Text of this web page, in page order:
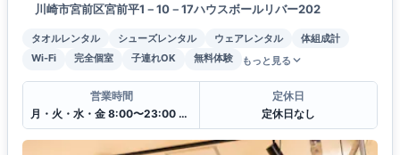
川崎市宮前区宮前平1－10－17ハウスボールリバー202
タオルレンタル シューズレンタル ウェアレンタル
体組成計
Wi-Fi
完全個室 子連れOK 無料体験 もっと見る
営業時間
月・火・水・金 8:00〜23:00 木・土・日・祝 10:00〜22:00
定休日
定休日なし